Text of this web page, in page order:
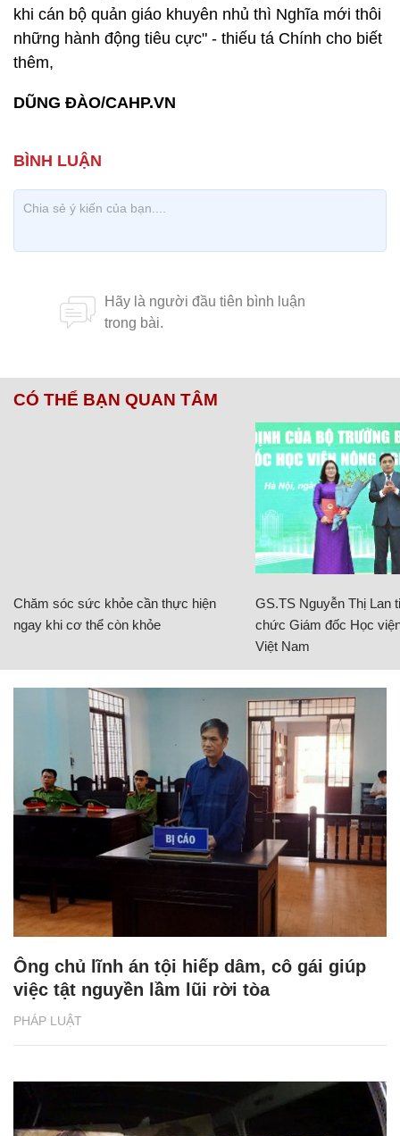
khi cán bộ quản giáo khuyên nhủ thì Nghĩa mới thôi
những hành động tiêu cực" - thiếu tá Chính cho biết
thêm,
DŨNG ĐÀO/CAHP.VN
CÓ THỂ BẠN QUAN TÂM
Chăm sóc sức khỏe cần thực hiện
ngay khi cơ thể còn khỏe
GS.TS Nguyễn Thị Lan
chức Giám đốc Học
Việt Nam
PHÁP LUẬT
Ông chủ lĩnh án tội hiếp dâm, cô gái giúp
việc tật nguyền lầm lũi rời tòa